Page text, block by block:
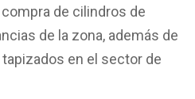
de cilindros de
de la zona, además de
en el sector de